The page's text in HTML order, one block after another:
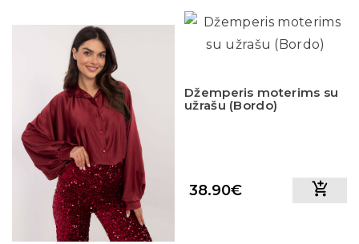
Džemperis moterims su
užrašu (Bordo)
38.90€